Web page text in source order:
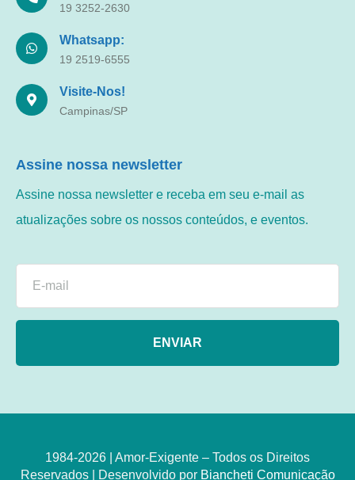
19 3252-2630
Whatsapp:
19 2519-6555
Visite-Nos!
Campinas/SP
Assine nossa newsletter
Assine nossa newsletter e receba em seu e-mail as
atualizações sobre os nossos conteúdos, e eventos.
ENVIAR
1984-2026 | Amor-Exigente – Todos os Direitos
Reservados | Desenvolvido por Biancheti Comunicação